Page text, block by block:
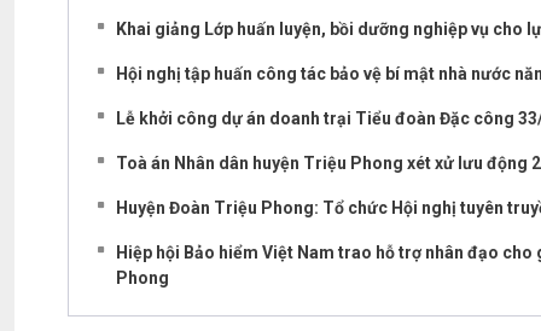
Khai giảng Lớp huấn luyện, bồi dưỡng nghiệp vụ cho
Hội nghị tập huấn công tác bảo vệ bí mật nhà nước
Lễ khởi công dự án doanh trại Tiểu đoàn Đặc công
Toà án Nhân dân huyện Triệu Phong xét xử lưu động
Huyện Đoàn Triệu Phong: Tổ chức Hội nghị tuyên
Hiệp hội Bảo hiểm Việt Nam trao hỗ trợ nhân đạo
Phong